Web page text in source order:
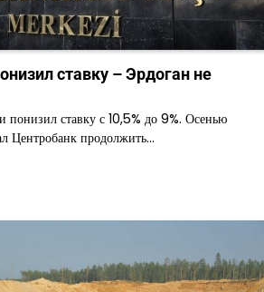
ставку – Эрдоган не
понизил ставку с 10,5% до 9%. Осенью
Центробанк продолжить…